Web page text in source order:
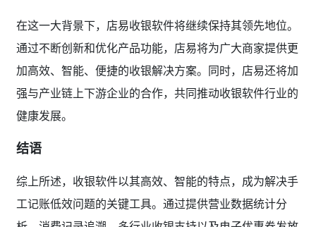
在这一大背景下，店易收银软件将继续保持其领先地位。
通过不断创新和优化产品功能，店易将为广大商家提供更
加高效、智能、便捷的收银解决方案。同时，店易还将加
强与产业链上下游企业的合作，共同推动收银软件行业的
健康发展。
结语
综上所述，收银软件以其高效、智能的特点，成为解决手
工记账低效问题的关键工具。通过提供营业数据统计分